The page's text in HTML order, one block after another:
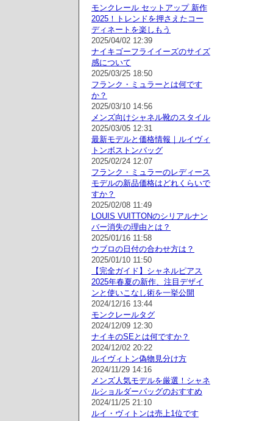
モンクレール セットアップ 新作
2025！トレンドを押さえたコー
ディネートを楽しもう
2025/04/02 12:39
ナイキゴーフライイーズのサイズ
感について
2025/03/25 18:50
フランク・ミュラーとは何です
か？
2025/03/10 14:56
メンズ向けシャネル靴のスタイル
2025/03/05 12:31
最新モデルと価格情報｜ルイヴィ
トンボストンバッグ
2025/02/24 12:07
フランク・ミュラーのレディース
モデルの新品価格はどれくらいで
すか？
2025/02/08 11:49
LOUIS VUITTONのシリアルナン
バー消失の理由とは？
2025/01/16 11:58
ウブロの日付の合わせ方は？
2025/01/10 11:50
【完全ガイド】シャネルピアス
2025年春夏の新作、注目デザイ
ンと使いこなし術を一挙公開
2024/12/16 13:44
モンクレールタグ
2024/12/09 12:30
ナイキのSEとは何ですか？
2024/12/02 20:22
ルイヴィトン偽物見分け方
2024/11/29 14:16
メンズ人気モデルを厳選！シャネ
ルショルダーバッグのおすすめ
2024/11/25 21:10
ルイ・ヴィトンは売上1位です